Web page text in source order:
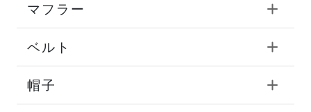
マフラー
ベルト
帽子